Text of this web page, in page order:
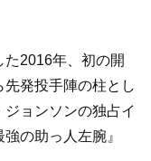
2016年、初の開
発投手陣の柱とし
ョンソンの独占イ
の助っ人左腕』